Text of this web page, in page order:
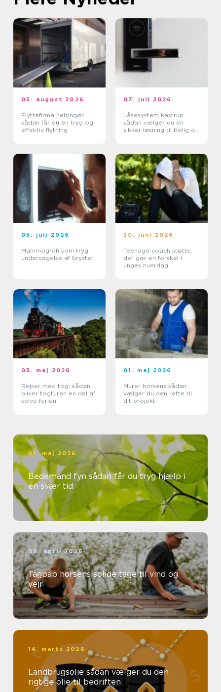
05. august 2026
Flyttefirma helsingør
sådan får du en tryg og
effektiv flytning
07. juli 2026
Låsesystem kastrup
sådan vælger du en
sikker løsning til bolig og
05. juli 2026
Mammografi som tryg
undersøgelse af brystet
30. juni 2026
Teenage coach støtte,
der gør en forskel i
unges hverdag
05. maj 2026
Rejser med tog: sådan
bliver togturen en del af
selve ferien
01. maj 2026
Murer horsens sådan
vælger du den rette til
dit projekt
01. maj 2026
Bedemand fyn sådan får du tryg hjælp i
en svær tid
09. april 2026
Tagpap horsens solide tage til vind og
vejr
14. marts 2026
Landbrugsolie sådan vælger du den
rigtige olie til bedriften